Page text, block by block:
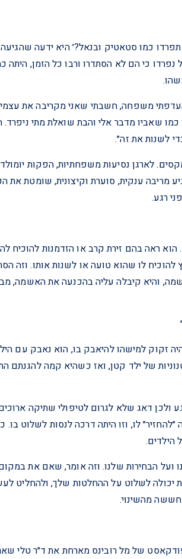
ואבא תפרדו כמו סטאטיק ובנאל?׳ היא ידעה
כי הם לא הסתדרו ורבו כל הזמן, היתה
״העדפתי משפחה, חשבתי שאני מקריבה את
שאביו מדבר אלי והבת שואלת מתי ניפרד.
לשנות את זה״.
לארגן נסיעות משפחתיות, הפקות
מריבה ענקית, סוערת וקיצונית, שומטת את
רגע.
הוא ראה בהם זירת קרב או הזדמנות
לו שהוא טועה או לשנות אותו. וזה
והיא קיבלה עליה בהכנעה את האשמה,
זקוק למישהו להיאבק בו, הוא נאבק עם
של ילד קטן, ואז כשהיא קמה להגנתם
ולכן דאג שלא לגרום לטיפולי שתיקה
לו, וזו היתה דרכה לנסות לשלוט בו.
הילדים.
ועל הבחירות שלנו. וזה אומר, שאם את
יכולה לשלוט על ההחלטות שלך, ולהחליט
חששה מהשינוי.
של מל רובינס מארחת את ד״ר טלי